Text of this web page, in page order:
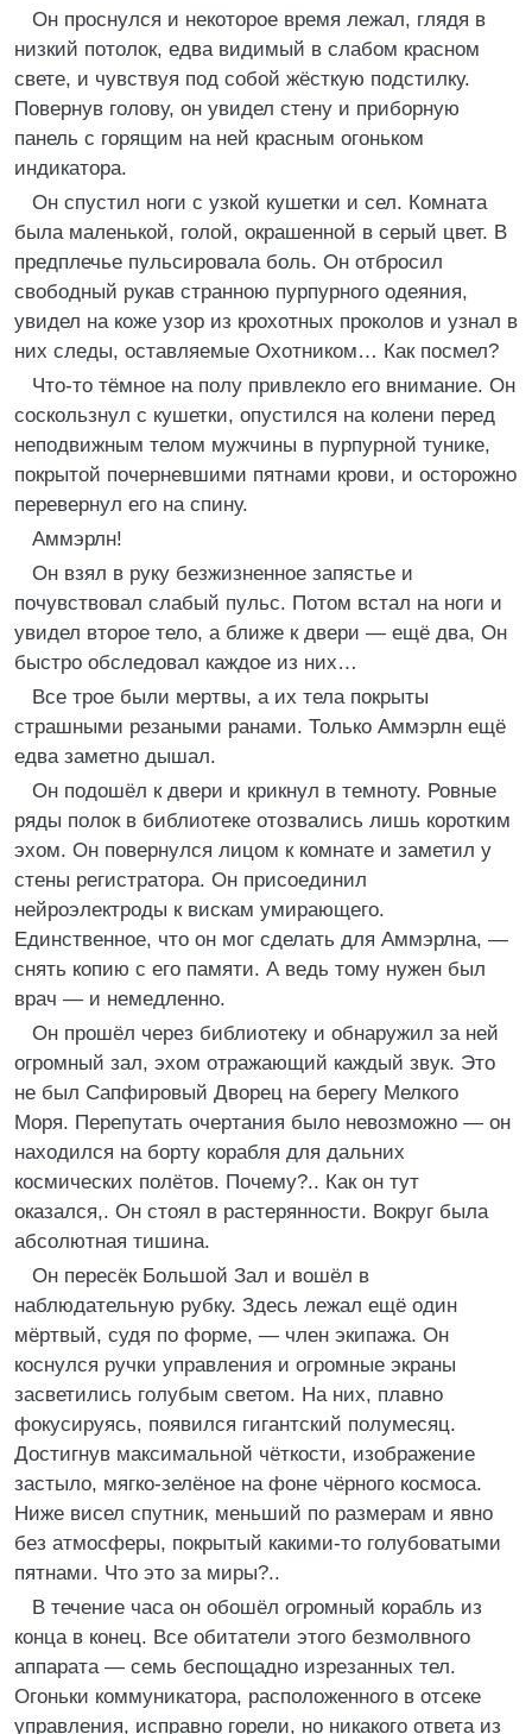
Он проснулся и некоторое время лежал, глядя в
низкий потолок, едва видимый в слабом красном
свете, и чувствуя под собой жёсткую подстилку.
Повернув голову, он увидел стену и приборную
панель с горящим на ней красным огоньком
индикатора.
Он спустил ноги с узкой кушетки и сел. Комната
была маленькой, голой, окрашенной в серый цвет. В
предплечье пульсировала боль. Он отбросил
свободный рукав странною пурпурного одеяния,
увидел на коже узор из крохотных проколов и узнал в
них следы, оставляемые Охотником… Как посмел?
Что-то тёмное на полу привлекло его внимание. Он
соскользнул с кушетки, опустился на колени перед
неподвижным телом мужчины в пурпурной тунике,
покрытой почерневшими пятнами крови, и осторожно
перевернул его на спину.
Аммэрлн!
Он взял в руку безжизненное запястье и
почувствовал слабый пульс. Потом встал на ноги и
увидел второе тело, а ближе к двери — ещё два, Он
быстро обследовал каждое из них…
Все трое были мертвы, а их тела покрыты
страшными резаными ранами. Только Аммэрлн ещё
едва заметно дышал.
Он подошёл к двери и крикнул в темноту. Ровные
ряды полок в библиотеке отозвались лишь коротким
эхом. Он повернулся лицом к комнате и заметил у
стены регистратора. Он присоединил
нейроэлектроды к вискам умирающего.
Единственное, что он мог сделать для Аммэрлна, —
снять копию с его памяти. А ведь тому нужен был
врач — и немедленно.
Он прошёл через библиотеку и обнаружил за ней
огромный зал, эхом отражающий каждый звук. Это
не был Сапфировый Дворец на берегу Мелкого
Моря. Перепутать очертания было невозможно — он
находился на борту корабля для дальних
космических полётов. Почему?.. Как он тут
оказался,. Он стоял в растерянности. Вокруг была
абсолютная тишина.
Он пересёк Большой Зал и вошёл в
наблюдательную рубку. Здесь лежал ещё один
мёртвый, судя по форме, — член экипажа. Он
коснулся ручки управления и огромные экраны
засветились голубым светом. На них, плавно
фокусируясь, появился гигантский полумесяц.
Достигнув максимальной чёткости, изображение
застыло, мягко-зелёное на фоне чёрного космоса.
Ниже висел спутник, меньший по размерам и явно
без атмосферы, покрытый какими-то голубоватыми
пятнами. Что это за миры?..
В течение часа он обошёл огромный корабль из
конца в конец. Все обитатели этого безмолвного
аппарата — семь беспощадно изрезанных тел.
Огоньки коммуникатора, расположенного в отсеке
управления, исправно горели, но никакого ответа из